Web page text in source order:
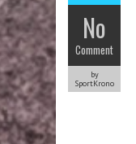
No
Comment
by
SportKrono